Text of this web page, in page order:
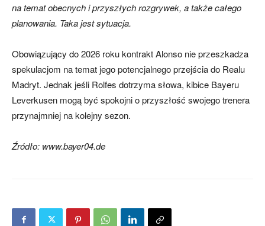
na temat obecnych i przyszłych rozgrywek, a także całego
planowania. Taka jest sytuacja.
Obowiązujący do 2026 roku kontrakt Alonso nie przeszkadza
spekulacjom na temat jego potencjalnego przejścia do Realu
Madryt. Jednak jeśli Rolfes dotrzyma słowa, kibice Bayeru
Leverkusen mogą być spokojni o przyszłość swojego trenera
przynajmniej na kolejny sezon.
Źródło: www.bayer04.de